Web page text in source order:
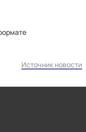
Источник новости